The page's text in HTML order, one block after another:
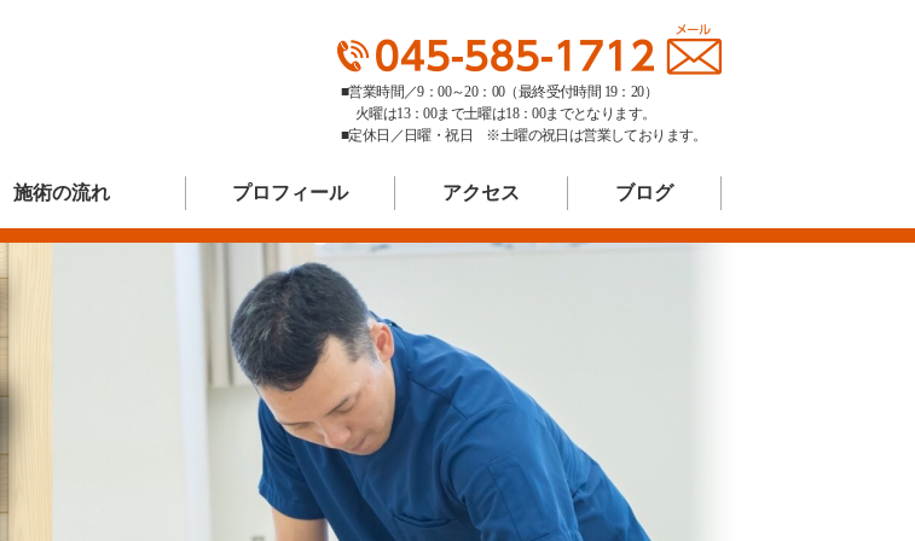
■営業時間／9：00～20：00（最終受付時間 19：20）
火曜は13：00まで土曜は18：00までとなります。
■定休日／日曜・祝日 ※土曜の祝日は営業しております。
施術の流れ プロフィール アクセス ブログ